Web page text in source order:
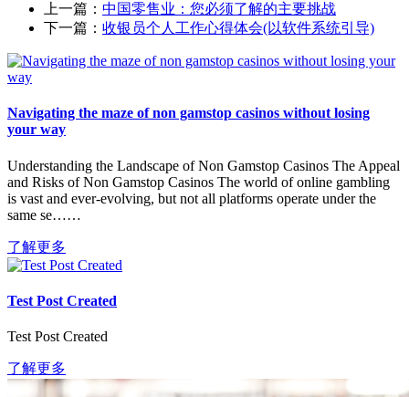
上一篇： 中国零售业：您必须了解的主要挑战
下一篇： 收银员个人工作心得体会(以软件系统引导)
Navigating the maze of non gamstop casinos without losing
your way
Understanding the Landscape of Non Gamstop Casinos The Appeal
and Risks of Non Gamstop Casinos The world of online gambling
is vast and ever-evolving, but not all platforms operate under the
same se……
了解更多
Test Post Created
Test Post Created
了解更多